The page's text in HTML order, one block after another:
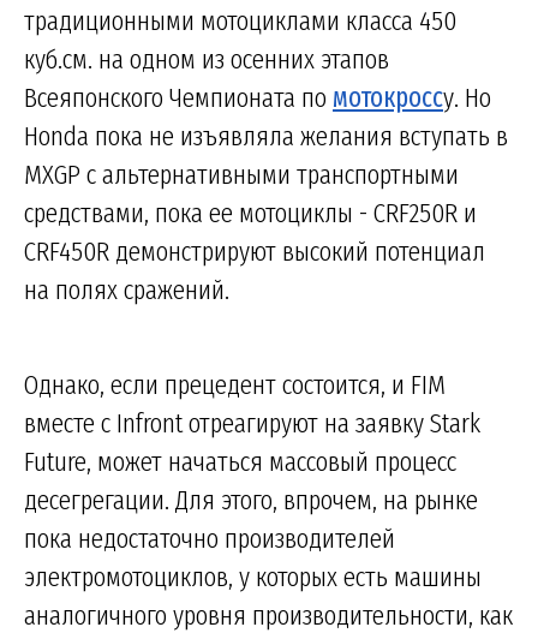
традиционными мотоциклами класса 450
куб.см. на одном из осенних этапов
Всеяпонского Чемпионата по мотокроссу. Но
Honda пока не изъявляла желания вступать в
MXGP с альтернативными транспортными
средствами, пока ее мотоциклы - CRF250R и
CRF450R демонстрируют высокий потенциал
на полях сражений.
Однако, если прецедент состоится, и FIM
вместе с Infront отреагируют на заявку Stark
Future, может начаться массовый процесс
десегрегации. Для этого, впрочем, на рынке
пока недостаточно производителей
электромотоциклов, у которых есть машины
аналогичного уровня производительности, как